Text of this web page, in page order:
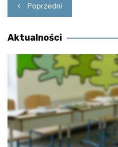
wpisu
Poprzedni
Aktualności